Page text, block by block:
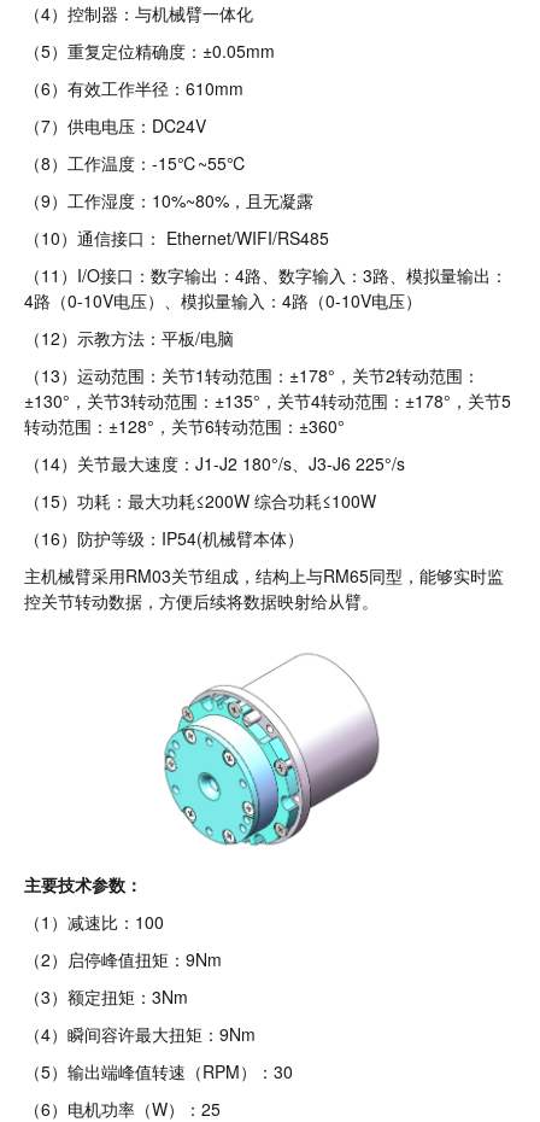
（4）控制器：与机械臂一体化
（5）重复定位精确度：±0.05mm
（6）有效工作半径：610mm
（7）供电电压：DC24V
（8）工作温度：-15℃~55℃
（9）工作湿度：10%~80%，且无凝露
（10）通信接口： Ethernet/WIFI/RS485
（11）I/O接口：数字输出：4路、数字输入：3路、模拟量输出：
4路（0-10V电压）、模拟量输入：4路（0-10V电压）
（12）示教方法：平板/电脑
（13）运动范围：关节1转动范围：±178°，关节2转动范围：
±130°，关节3转动范围：±135°，关节4转动范围：±178°，关节5
转动范围：±128°，关节6转动范围：±360°
（14）关节最大速度：J1-J2 180°/s、J3-J6 225°/s
（15）功耗：最大功耗≤200W 综合功耗≤100W
（16）防护等级：IP54(机械臂本体）
主机械臂采用RM03关节组成，结构上与RM65同型，能够实时监
控关节转动数据，方便后续将数据映射给从臂。
主要技术参数：
（1）减速比：100
（2）启停峰值扭矩：9Nm
（3）额定扭矩：3Nm
（4）瞬间容许最大扭矩：9Nm
（5）输出端峰值转速（RPM）：30
（6）电机功率（W）：25